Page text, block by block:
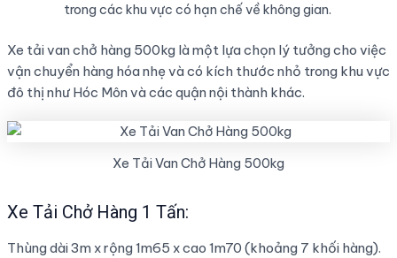
trong các khu vực có hạn chế về không gian.
Xe tải van chở hàng 500kg là một lựa chọn lý tưởng cho việc
vận chuyển hàng hóa nhẹ và có kích thước nhỏ trong khu vực
đô thị như Hóc Môn và các quận nội thành khác.
Xe Tải Van Chở Hàng 500kg
Xe Tải Chở Hàng 1 Tấn:
Thùng dài 3m x rộng 1m65 x cao 1m70 (khoảng 7 khối hàng).